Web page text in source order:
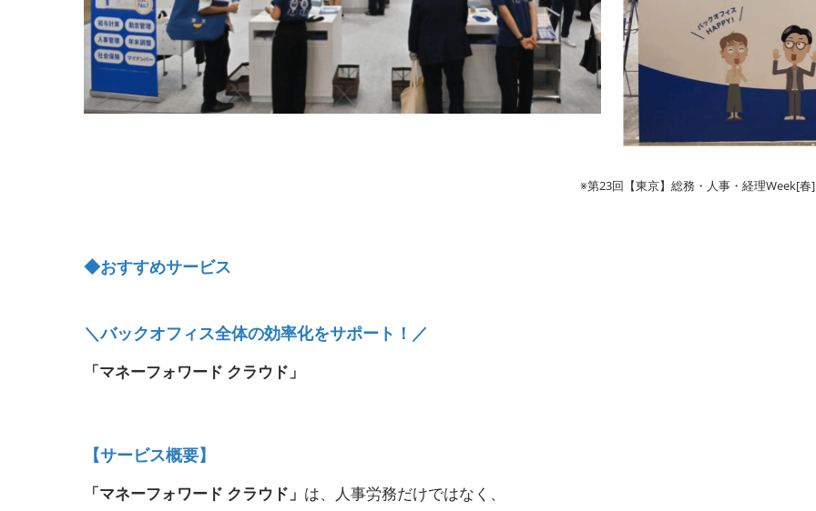
※第23回【東京】総務・人事・経理Week[
◆おすすめサービス
＼バックオフィス全体の効率化をサポート！／
「マネーフォワード クラウド」
【サービス概要】
「マネーフォワード クラウド」 は、人事労務だけではなく、